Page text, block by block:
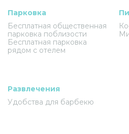
Парковка
Бесплатная общественная
парковка поблизости
Бесплатная парковка
рядом с отелем
Развлечения
Удобства для барбекю